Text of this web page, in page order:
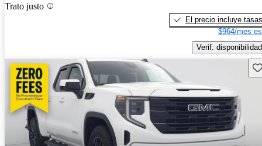
Trato justo
El precio incluye tasas
$964/mes
Verif. disponibilidad